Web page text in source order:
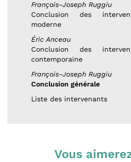
François-Joseph Ruggiu
Conclusion des
moderne
Éric Anceau
Conclusion des
contemporaine
François-Joseph Ruggiu
Conclusion générale
Liste des intervenants
Vous